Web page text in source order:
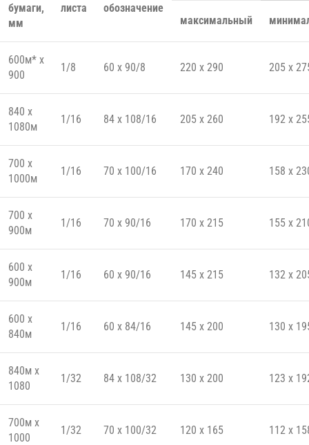
бумаги,
мм
листа
обозначение
максимальный
600м* x
900
1/8 60 x 90/8 220 x 290 205 x
840 x
1080м
1/16 84 x 108/16 205 x 260 192 x
700 x
1000м
1/16 70 x 100/16 170 x 240 158 x
700 x
900м
1/16 70 x 90/16 170 x 215 155 x
600 x
900м
1/16 60 x 90/16 145 x 215 132 x
600 x
840м
1/16 60 x 84/16 145 x 200 130 x
840м x
1080
1/32 84 x 108/32 130 x 200 123 x
700м x
1000
1/32 70 x 100/32 120 x 165 112 x